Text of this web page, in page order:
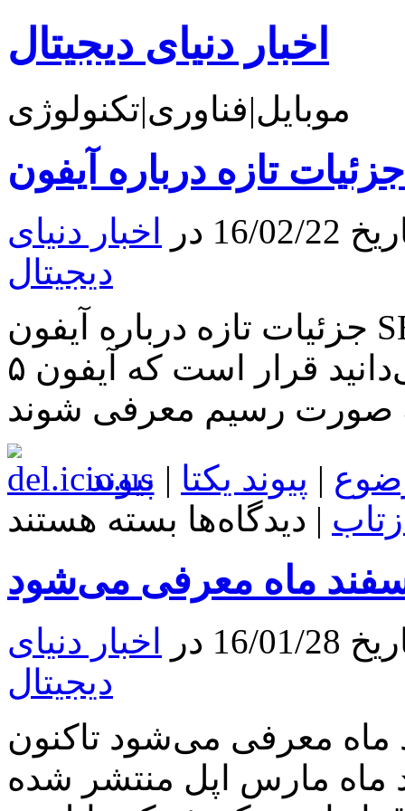
اخبار دنیای دیجیتال
موبایل|فناوری|تکنولوژی
در
اخبار دنیای
دیجیتال
جزئیات تازه درباره آیفون SE و آیپد ایر ۳ منتشر شد همانطور
که می‌دانید قرار است که آیفون ۵SE و آیپد ایر ۳ ماه آینده در
| پیوند یکتا | پیوند
| دیدگاه‌هابرای
جزئیات
آیفون
SE
ایر
۳
بسته هستند
در
اخبار دنیای
دیجیتال
در تاریخ ۲۴ اسفند ماه معرفی می‌شود تاکنون
ماه مارس اپل منتشر شده